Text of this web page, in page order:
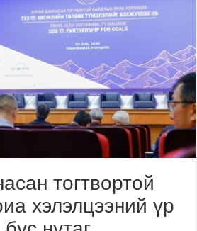
тогтвортой
хэлэлцээний үр